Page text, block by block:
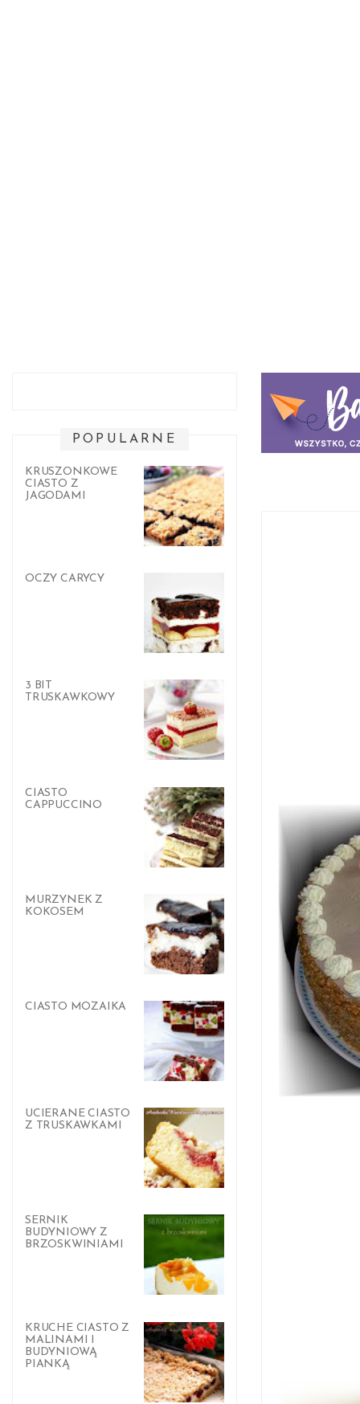
POPULARNE
KRUSZONKOWE
CIASTO Z
JAGODAMI
OCZY CARYCY
3 BIT
TRUSKAWKOWY
CIASTO
CAPPUCCINO
MURZYNEK Z
KOKOSEM
CIASTO MOZAIKA
UCIERANE CIASTO
Z TRUSKAWKAMI
SERNIK
BUDYNIOWY Z
BRZOSKWINIAMI
KRUCHE CIASTO Z
MALINAMI I
BUDYNIOWĄ
PIANKĄ